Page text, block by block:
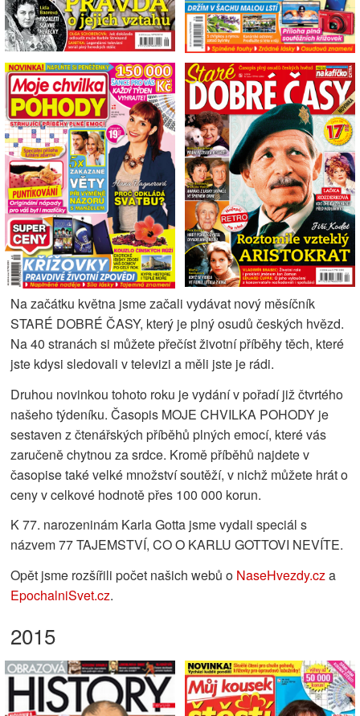
Na začátku května jsme začali vydávat nový měsíčník
STARÉ DOBRÉ ČASY, který je plný osudů českých hvězd.
Na 40 stranách si můžete přečíst životní příběhy těch, které
jste kdysi sledovali v televizi a měli jste je rádi.
Druhou novinkou tohoto roku je vydání v pořadí již čtvrtého
našeho týdeníku. Časopis MOJE CHVILKA POHODY je
sestaven z čtenářských příběhů plných emocí, které vás
zaručeně chytnou za srdce. Kromě příběhů najdete v
časopise také velké množství soutěží, v nichž můžete hrát o
ceny v celkové hodnotě přes 100 000 korun.
K 77. narozeninám Karla Gotta jsme vydali speciál s
názvem 77 TAJEMSTVÍ, CO O KARLU GOTTOVI NEVÍTE.
Opět jsme rozšířili počet našich webů o NaseHvezdy.cza
EpochalniSvet.cz.
2015